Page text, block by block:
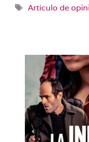
Etiquetas
Artículo de